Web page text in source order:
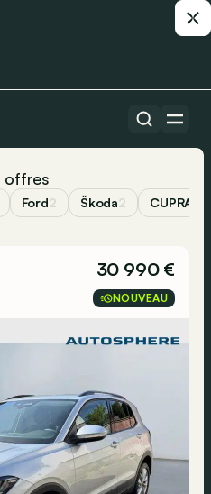
offres
Ford2 Škoda2 CUPRA
30 990 €
NOUVEAU